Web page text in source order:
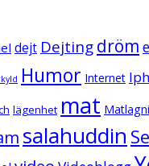
dejt Dejtingdröm
Humor Internet
lägenhet mat
salahuddin